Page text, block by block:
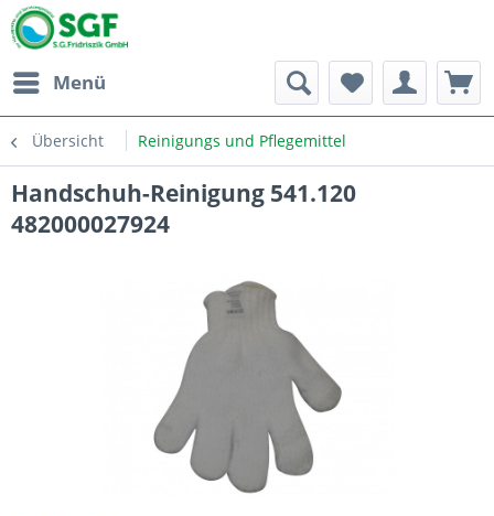
Menü
Übersicht Reinigungs und Pflegemittel
Handschuh-Reinigung 541.120
482000027924